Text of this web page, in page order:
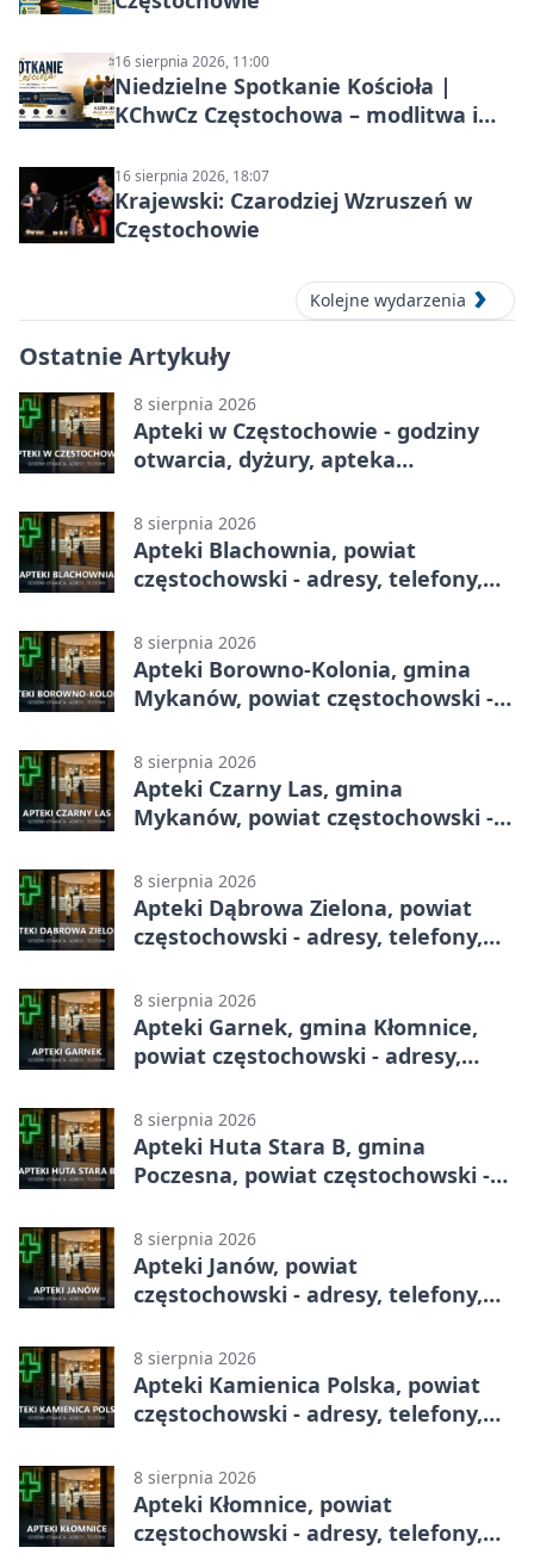
16 sierpnia 2026, 11:00
Niedzielne Spotkanie Kościoła |
KChwCz Częstochowa – modlitwa i
16 sierpnia 2026, 18:07
Krajewski: Czarodziej Wzruszeń w
Częstochowie
Kolejne wydarzenia
Ostatnie Artykuły
8 sierpnia 2026
Apteki w Częstochowie - godziny
otwarcia, dyżury, apteka
8 sierpnia 2026
Apteki Blachownia, powiat
częstochowski - adresy, telefony,
8 sierpnia 2026
Apteki Borowno-Kolonia, gmina
Mykanów, powiat częstochowski -
8 sierpnia 2026
Apteki Czarny Las, gmina
Mykanów, powiat częstochowski -
8 sierpnia 2026
Apteki Dąbrowa Zielona, powiat
częstochowski - adresy, telefony,
8 sierpnia 2026
Apteki Garnek, gmina Kłomnice,
powiat częstochowski - adresy,
8 sierpnia 2026
Apteki Huta Stara B, gmina
Poczesna, powiat częstochowski -
8 sierpnia 2026
Apteki Janów, powiat
częstochowski - adresy, telefony,
8 sierpnia 2026
Apteki Kamienica Polska, powiat
częstochowski - adresy, telefony,
8 sierpnia 2026
Apteki Kłomnice, powiat
częstochowski - adresy, telefony,